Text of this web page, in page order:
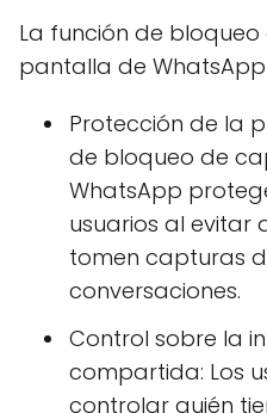
La función de
pantalla de
Protección de la
de bloqueo de
WhatsApp
usuarios al evitar
tomen capturas
conversaciones.
Control sobre la
compartida: Los
controlar quién